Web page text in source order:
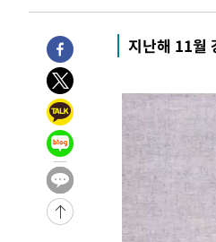
6시간 전 >'최고 37도' 폭염 지속…
8시간 전 >
[속보]뉴욕증시 상승
-29702초 전 >
-20749초 전 >
[속보]與최고위원
한민수·김용 순
-20702초 전 >
[속보]김민석, 與
청래 44.56%
-19984초 전 >
[속보]與 대표 경
42.08%·宋 10.17%
-19518초 전 >
이강인 "아틀레티
것"
-19453초 전 >
[속보]與 당대표 경
-13227초 전 >
낮 최고 35도 '무
지난해 11월